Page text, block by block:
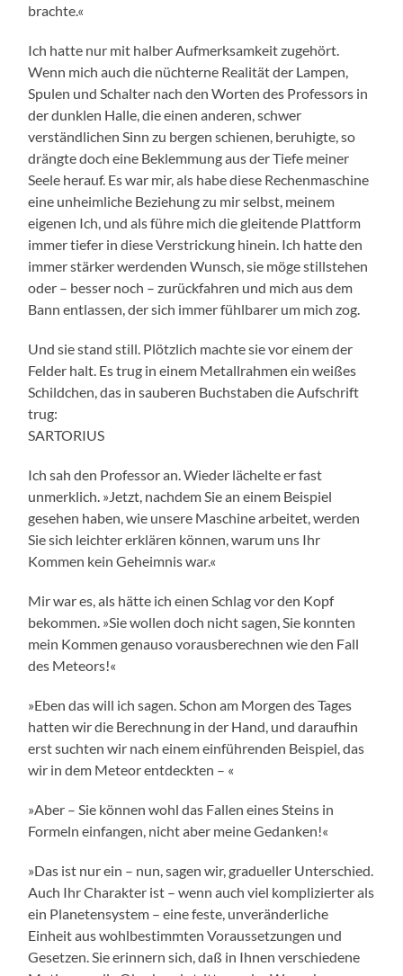
brachte.«
Ich hatte nur mit halber Aufmerksamkeit zugehört.
Wenn mich auch die nüchterne Realität der Lampen,
Spulen und Schalter nach den Worten des Professors in
der dunklen Halle, die einen anderen, schwer
verständlichen Sinn zu bergen schienen, beruhigte, so
drängte doch eine Beklemmung aus der Tiefe meiner
Seele herauf. Es war mir, als habe diese Rechenmaschine
eine unheimliche Beziehung zu mir selbst, meinem
eigenen Ich, und als führe mich die gleitende Plattform
immer tiefer in diese Verstrickung hinein. Ich hatte den
immer stärker werdenden Wunsch, sie möge stillstehen
oder – besser noch – zurückfahren und mich aus dem
Bann entlassen, der sich immer fühlbarer um mich zog.
Und sie stand still. Plötzlich machte sie vor einem der
Felder halt. Es trug in einem Metallrahmen ein weißes
Schildchen, das in sauberen Buchstaben die Aufschrift
trug:
SARTORIUS
Ich sah den Professor an. Wieder lächelte er fast
unmerklich. »Jetzt, nachdem Sie an einem Beispiel
gesehen haben, wie unsere Maschine arbeitet, werden
Sie sich leichter erklären können, warum uns Ihr
Kommen kein Geheimnis war.«
Mir war es, als hätte ich einen Schlag vor den Kopf
bekommen. »Sie wollen doch nicht sagen, Sie konnten
mein Kommen genauso vorausberechnen wie den Fall
des Meteors!«
»Eben das will ich sagen. Schon am Morgen des Tages
hatten wir die Berechnung in der Hand, und daraufhin
erst suchten wir nach einem einführenden Beispiel, das
wir in dem Meteor entdeckten – «
»Aber – Sie können wohl das Fallen eines Steins in
Formeln einfangen, nicht aber meine Gedanken!«
»Das ist nur ein – nun, sagen wir, gradueller Unterschied.
Auch Ihr Charakter ist – wenn auch viel komplizierter als
ein Planetensystem – eine feste, unveränderliche
Einheit aus wohlbestimmten Voraussetzungen und
Gesetzen. Sie erinnern sich, daß in Ihnen verschiedene